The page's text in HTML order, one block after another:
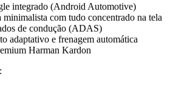
integrado (Android Automotive)
com tudo concentrado na tela
de condução (ADAS)
adaptativo e frenagem automática
Harman Kardon